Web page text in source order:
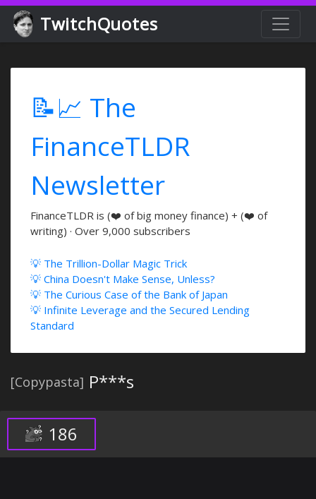
TwitchQuotes
📝📈 The
FinanceTLDR
Newsletter
FinanceTLDR is (❤️ of big money finance) + (❤️ of
writing) · Over 9,000 subscribers
💡 The Trillion-Dollar Magic Trick
💡 China Doesn't Make Sense, Unless?
💡 The Curious Case of the Bank of Japan
💡 Infinite Leverage and the Secured Lending
Standard
[Copypasta] P***s
186